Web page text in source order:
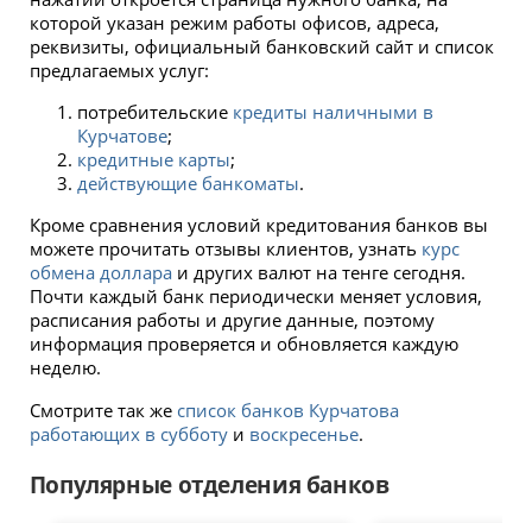
которой указан режим работы офисов, адреса,
реквизиты, официальный банковский сайт и список
предлагаемых услуг:
потребительские кредиты наличными в
Курчатове;
кредитные карты;
действующие банкоматы.
Кроме сравнения условий кредитования банков вы
можете прочитать отзывы клиентов, узнать курс
обмена доллараи других валют на тенге сегодня.
Почти каждый банк периодически меняет условия,
расписания работы и другие данные, поэтому
информация проверяется и обновляется каждую
неделю.
Смотрите так же список банков Курчатова
работающих в субботуи воскресенье.
Популярные отделения банков